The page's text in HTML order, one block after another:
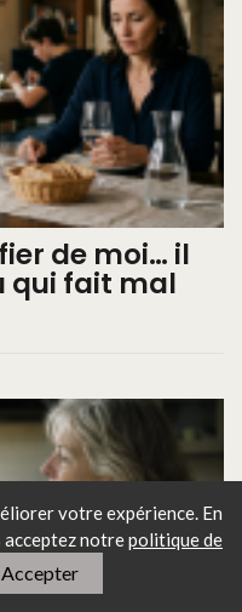
votre expérience. En
acceptez notrepolitique de
Accepter
de moi… il
qui fait mal